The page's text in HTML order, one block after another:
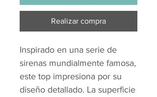
Realizar compra
Inspirado en una serie de
sirenas mundialmente famosa,
este top impresiona por su
diseño detallado. La superficie